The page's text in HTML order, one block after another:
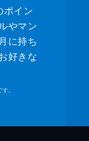
ポイン
やマン
に持ち
好きな
。